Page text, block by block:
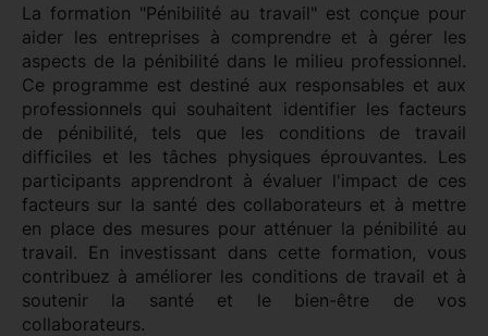
La formation "Pénibilité au travail" est conçue pour
aider les entreprises à comprendre et à gérer les
aspects de la pénibilité dans le milieu professionnel.
Ce programme est destiné aux responsables et aux
professionnels qui souhaitent identifier les facteurs
de pénibilité, tels que les conditions de travail
difficiles et les tâches physiques éprouvantes. Les
participants apprendront à évaluer l'impact de ces
facteurs sur la santé des collaborateurs et à mettre
en place des mesures pour atténuer la pénibilité au
travail. En investissant dans cette formation, vous
contribuez à améliorer les conditions de travail et à
soutenir la santé et le bien-être de vos
collaborateurs.